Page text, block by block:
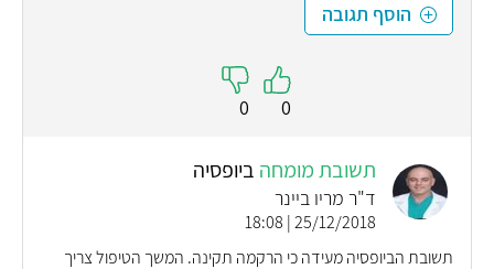
הוסף תגובה
0
0
תשובת מומחה ביופסיה
ד"ר מריו ביינר
25/12/2018 | 18:08
תשובת הביופסיה מעידה כי הרקמה תקינה. המשך הטיפול צריך